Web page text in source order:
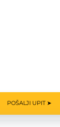
POŠALJI UPIT ➤